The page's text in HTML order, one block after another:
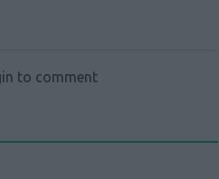
to comment